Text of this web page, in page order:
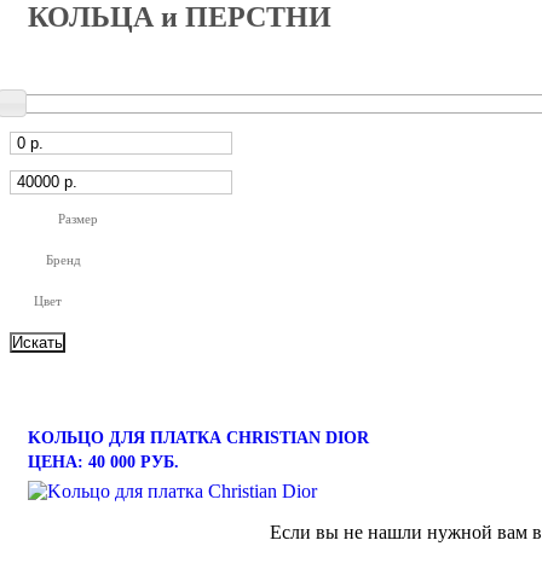
КОЛЬЦА и ПЕРСТНИ
Размер
Бренд
Цвет
KOЛЬЦО ДЛЯ ПЛАТКА CHRISTIAN DIOR
ЦЕНА: 40 000 РУБ.
Если вы не нашли нужной вам